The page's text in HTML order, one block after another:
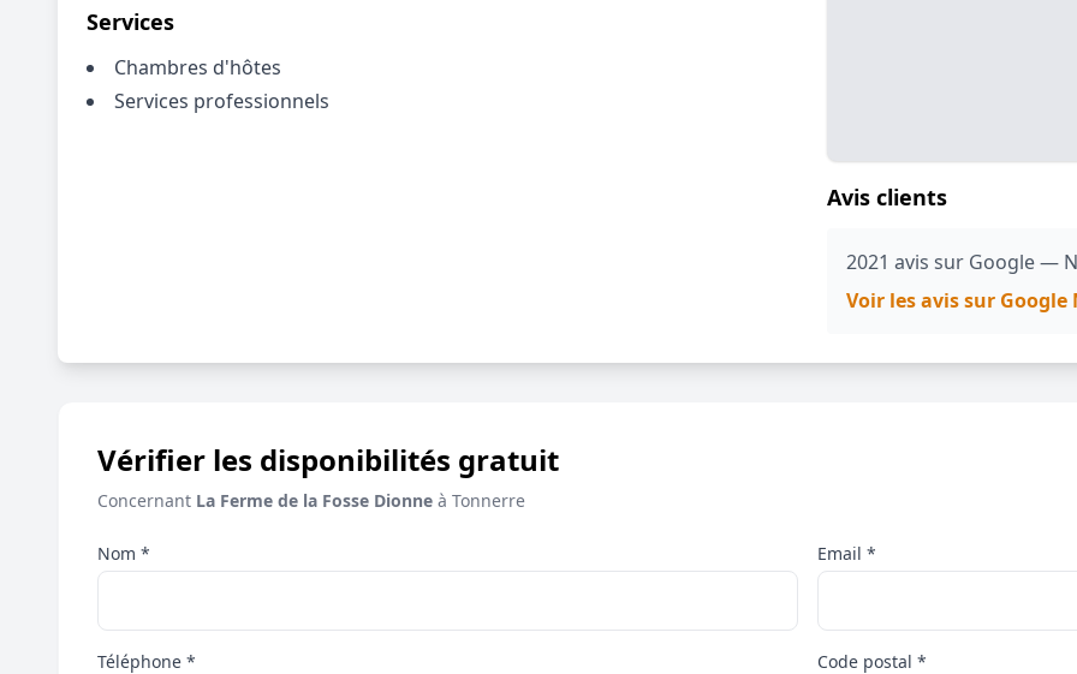
Services
Chambres d'hôtes
Services professionnels
Avis clients
2021 avis sur Google —
Voir les avis sur Google
Vérifier les disponibilités gratuit
Concernant La Ferme de la Fosse Dionne à Tonnerre
Nom * Email *
Téléphone * Code postal *